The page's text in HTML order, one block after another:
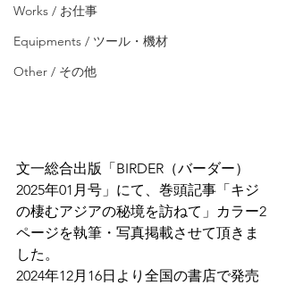
Works / お仕事
Equipments / ツール・機材
Other / その他
文一総合出版「BIRDER（バーダー）
2025年01月号」にて、巻頭記事「キジ
の棲むアジアの秘境を訪ねて」カラー2
ページを執筆・写真掲載させて頂きま
した。
2024年12月16日より全国の書店で発売